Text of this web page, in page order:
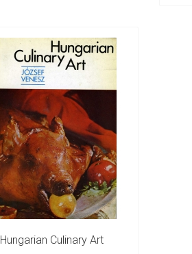
Hungarian Culinary Art